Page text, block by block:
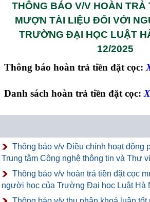
THÔNG BÁO V/V HOÀN TRẢ
MƯỢN TÀI LIỆU ĐỐI VỚI
TRƯỜNG ĐẠI HỌC LUẬT
12/2025
Thông báo hoàn trả tiền đặt cọc:
Danh sách hoàn trả tiền đặt cọc:
Thông báo v/v Điều chỉnh hoạt động
Trung tâm Công nghệ thông tin và Thư
Thông báo v/v hoàn trả tiền đặt cọc
người học của Trường Đại học Luật Hà